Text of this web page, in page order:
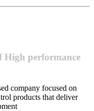
High performance
company focused on
products that deliver